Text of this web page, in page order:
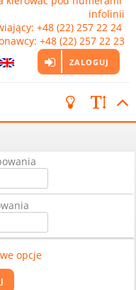
infolinii
+48 (22) 257 22 24
+48 (22) 257 22 23
ZALOGUJ
opcje